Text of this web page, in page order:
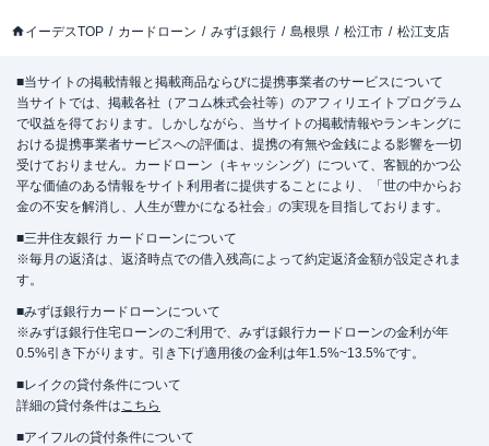
イーデスTOP カードローン みずほ銀行 島根県 松江市 松江支店
■当サイトの掲載情報と掲載商品ならびに提携事業者のサービスについて
当サイトでは、掲載各社（アコム株式会社等）のアフィリエイトプログラム
で収益を得ております。しかしながら、当サイトの掲載情報やランキングに
おける提携事業者サービスへの評価は、提携の有無や金銭による影響を一切
受けておりません。カードローン（キャッシング）について、客観的かつ公
平な価値のある情報をサイト利用者に提供することにより、「世の中からお
金の不安を解消し、人生が豊かになる社会」の実現を目指しております。
■三井住友銀行 カードローンについて
※毎月の返済は、返済時点での借入残高によって約定返済金額が設定されま
す。
■みずほ銀行カードローンについて
※みずほ銀行住宅ローンのご利用で、みずほ銀行カードローンの金利が年
0.5%引き下がります。引き下げ適用後の金利は年1.5%~13.5%です。
■レイクの貸付条件について
詳細の貸付条件はこちら
■アイフルの貸付条件について